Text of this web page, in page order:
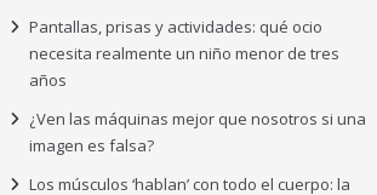
Pantallas, prisas y actividades: qué ocio
necesita realmente un niño menor de tres
años
¿Ven las máquinas mejor que nosotros si una
imagen es falsa?
Los músculos ‘hablan’ con todo el cuerpo: la